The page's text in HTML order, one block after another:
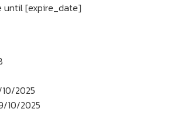
until [expire_date]
2025
10/2025